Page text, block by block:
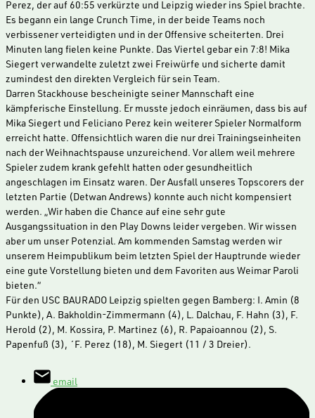
Perez, der auf 60:55 verkürzte und Leipzig wieder ins Spiel brachte.
Es begann ein lange Crunch Time, in der beide Teams noch
verbissener verteidigten und in der Offensive scheiterten. Drei
Minuten lang fielen keine Punkte. Das Viertel gebar ein 7:8! Mika
Siegert verwandelte zuletzt zwei Freiwürfe und sicherte damit
zumindest den direkten Vergleich für sein Team.
Darren Stackhouse bescheinigte seiner Mannschaft eine
kämpferische Einstellung. Er musste jedoch einräumen, dass bis auf
Mika Siegert und Feliciano Perez kein weiterer Spieler Normalform
erreicht hatte. Offensichtlich waren die nur drei Trainingseinheiten
nach der Weihnachtspause unzureichend. Vor allem weil mehrere
Spieler zudem krank gefehlt hatten oder gesundheitlich
angeschlagen im Einsatz waren. Der Ausfall unseres Topscorers der
letzten Partie (Detwan Andrews) konnte auch nicht kompensiert
werden. „Wir haben die Chance auf eine sehr gute
Ausgangssituation in den Play Downs leider vergeben. Wir wissen
aber um unser Potenzial. Am kommenden Samstag werden wir
unserem Heimpublikum beim letzten Spiel der Hauptrunde wieder
eine gute Vorstellung bieten und dem Favoriten aus Weimar Paroli
bieten.“
Für den USC BAURADO Leipzig spielten gegen Bamberg: I. Amin (8
Punkte), A. Bakholdin-Zimmermann (4), L. Dalchau, F. Hahn (3), F.
Herold (2), M. Kossira, P. Martinez (6), R. Papaioannou (2), S.
Papenfuß (3), ´F. Perez (18), M. Siegert (11 / 3 Dreier).
email